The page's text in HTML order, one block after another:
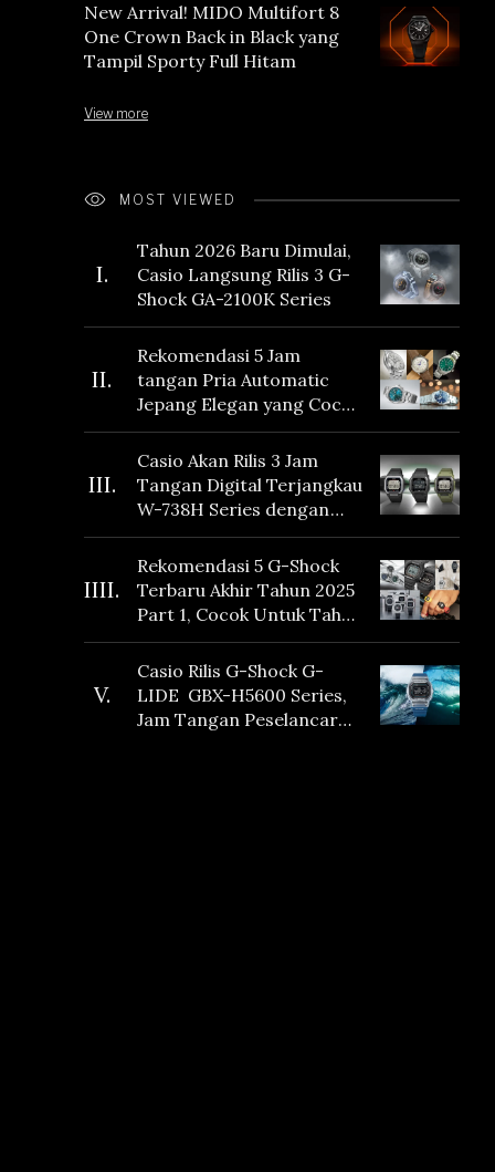
New Arrival! MIDO Multifort 8
One Crown Back in Black yang
Tampil Sporty Full Hitam
View more
MOST VIEWED
I.
Tahun 2026 Baru Dimulai,
Casio Langsung Rilis 3 G-
Shock GA-2100K Series
II.
Rekomendasi 5 Jam
tangan Pria Automatic
Jepang Elegan yang Cocok
Dikoleksi di 2026
III.
Casio Akan Rilis 3 Jam
Tangan Digital Terjangkau
W-738H Series dengan
Masa Baterai 10 Tahun
dan Fitur Vibration
IIII.
Rekomendasi 5 G-Shock
Terbaru Akhir Tahun 2025
Part 1, Cocok Untuk Tahun
Baru!
V.
Casio Rilis G-Shock G-
LIDE GBX-H5600 Series,
Jam Tangan Peselancar